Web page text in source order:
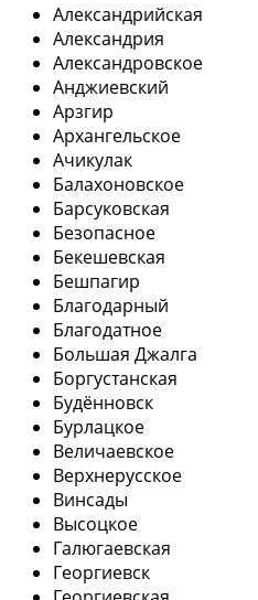
Александрийская
Александрия
Александровское
Анджиевский
Арзгир
Архангельское
Ачикулак
Балахоновское
Барсуковская
Безопасное
Бекешевская
Бешпагир
Благодарный
Благодатное
Большая Джалга
Боргустанская
Будённовск
Бурлацкое
Величаевское
Верхнерусское
Винсады
Высоцкое
Галюгаевская
Георгиевск